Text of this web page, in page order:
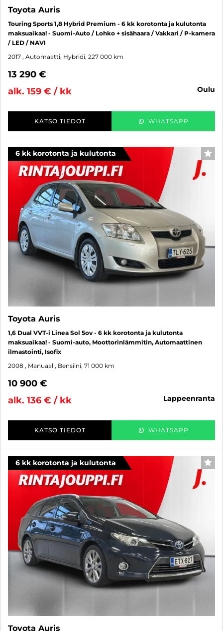
Toyota Auris
Touring Sports 1,8 Hybrid Premium - 6 kk korotonta ja kulutonta
maksuaikaa! - Suomi-Auto / Lohko + sisähaara / Vakkari / P-kamera
/ LED / NAVI
2017 , Automaatti, Hybridi, 227 000 km
13 290 €
alk. 159 € / kk
oulu
KATSO TIEDOT WHATSAPP
6 kk korotonta ja kulutonta
Toyota Auris
1,6 Dual VVT-i Linea Sol 5ov - 6 kk korotonta ja kulutonta
maksuaikaa! - Suomi-auto, Moottorinlämmitin, Automaattinen
ilmastointi, Isofix
2008 , Manuaali, Bensiini, 71 000 km
10 900 €
alk. 136 € / kk
lappeenranta
KATSO TIEDOT WHATSAPP
6 kk korotonta ja kulutonta
Toyota Auris